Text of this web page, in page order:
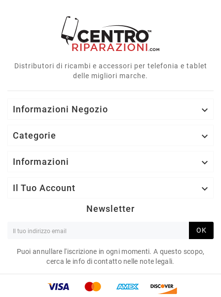
Distributori di ricambi e accessori per telefonia e tablet
delle migliori marche.
Informazioni Negozio 
Categorie 
Informazioni 
Il Tuo Account 
Newsletter
OK
Puoi annullare l'iscrizione in ogni momenti. A questo scopo,
cerca le info di contatto nelle note legali.